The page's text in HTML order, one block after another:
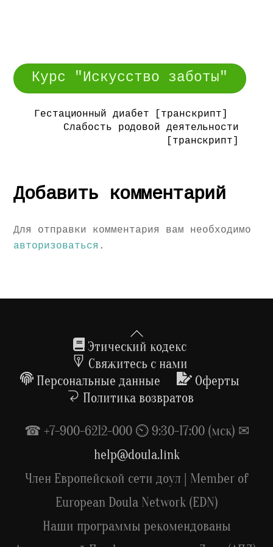
Курс "Искусство заботы"
Гестационный диабет [транскрипт]
Слабость родовой деятельности
[транскрипт]
Добавить комментарий
Для отправки комментария вам необходимо
авторизоваться .
Back
To
Top
Этический кодекс
Свяжитесь с нами
Персональные данные
Оферты
Политика возвратов
☎ +7-900-6212-000 ⏲ 9:30-17:00 (мск) ✉
help@doula.link
Член Европейской сети доул | Member of
European Doula Network (EDN)
Наши программы рекомендованы